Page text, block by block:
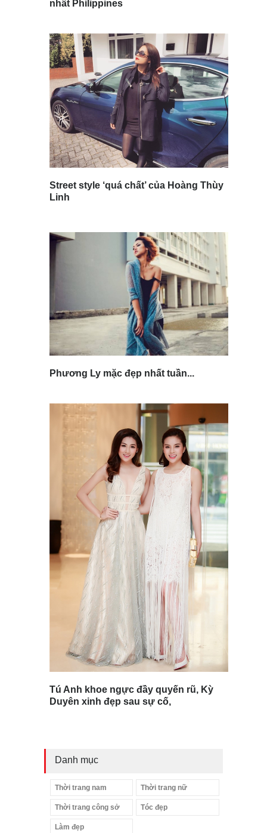
nhất Philippines
Street style ‘quá chất’ của Hoàng Thùy
Linh
Phương Ly mặc đẹp nhất tuần...
Tú Anh khoe ngực đầy quyến rũ, Kỳ
Duyên xinh đẹp sau sự cố,
Danh mục
Thời trang nam Thời trang nữ
Thời trang công sở Tóc đẹp
Làm đẹp